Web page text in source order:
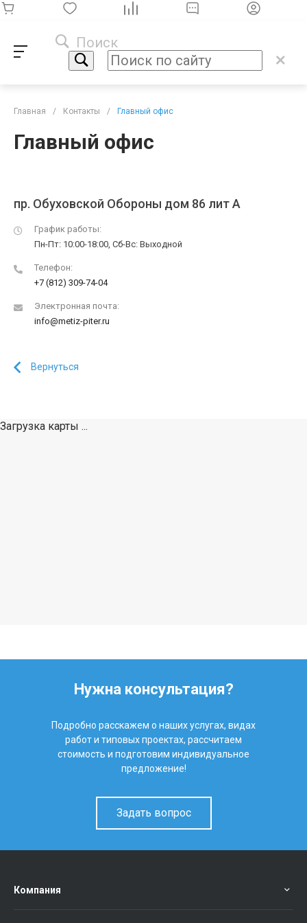
Поиск
Главная / Контакты / Главный офис
Главный офис
пр. Обуховской Обороны дом 86 лит А
График работы:
Пн-Пт: 10:00-18:00, Cб-Вс: Выходной
Телефон:
+7 (812) 309-74-04
Электронная почта:
info@metiz-piter.ru
Вернуться
Загрузка карты ...
Нужна консультация?
Подробно расскажем о наших услугах, видах
работ и типовых проектах, рассчитаем
стоимость и подготовим индивидуальное
предложение!
Задать вопрос
Компания